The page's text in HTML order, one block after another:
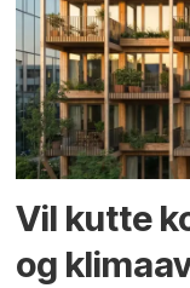
Vil kutte
og